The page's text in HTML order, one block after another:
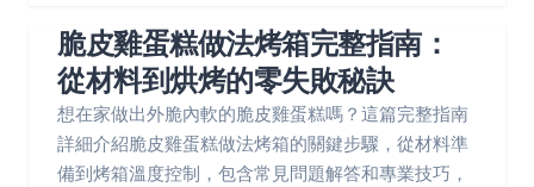
脆皮雞蛋糕做法烤箱完整指南：
從材料到烘烤的零失敗秘訣
想在家做出外脆內軟的脆皮雞蛋糕嗎？這篇完整指南
詳細介紹脆皮雞蛋糕做法烤箱的關鍵步驟，從材料準
備到烤箱溫度控制，包含常見問題解答和專業技巧，